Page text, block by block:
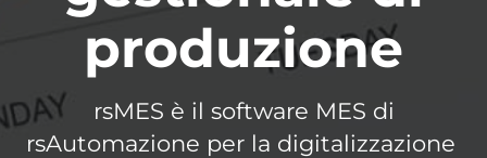
produzione​
rsMES è il software MES di
rsAutomazione per la digitalizzazione ​